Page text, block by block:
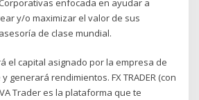
enfocada en ayudar a
y/o maximizar el valor de sus
de clase mundial.
el capital asignado por la empresa de
generará rendimientos. FX TRADER (con
Trader es la plataforma que te